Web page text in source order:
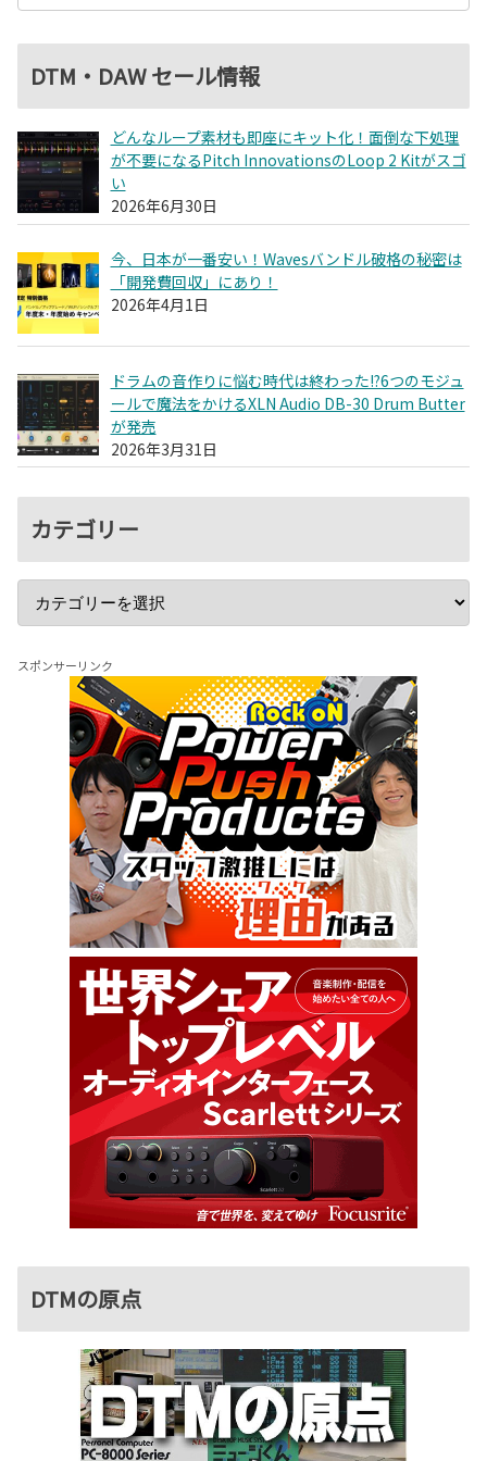
DTM・DAW セール情報
どんなループ素材も即座にキット化！面倒な下処理
が不要になるPitch InnovationsのLoop 2 Kitがスゴ
い
2026年6月30日
今、日本が一番安い！Wavesバンドル破格の秘密は
「開発費回収」にあり！
2026年4月1日
ドラムの音作りに悩む時代は終わった!?6つのモジュ
ールで魔法をかけるXLN Audio DB-30 Drum Butter
が発売
2026年3月31日
カテゴリー
スポンサーリンク
DTMの原点